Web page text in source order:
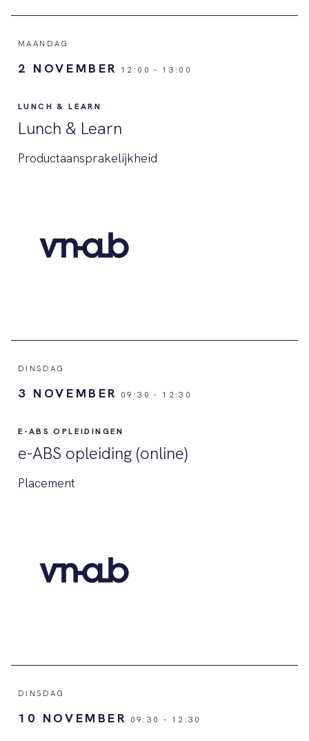
MAANDAG
2 NOVEMBER 12:00 - 13:00
LUNCH & LEARN
Lunch & Learn
Productaansprakelijkheid
DINSDAG
3 NOVEMBER 09:30 - 12:30
E-ABS OPLEIDINGEN
e-ABS opleiding (online)
Placement
DINSDAG
10 NOVEMBER 09:30 - 12:30